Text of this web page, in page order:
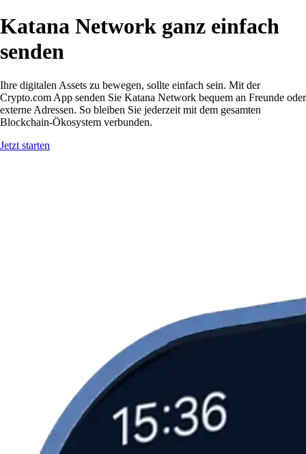
Katana Network ganz einfach
senden
Ihre digitalen Assets zu bewegen, sollte einfach sein. Mit der
Crypto.com App senden Sie Katana Network bequem an Freunde oder
externe Adressen. So bleiben Sie jederzeit mit dem gesamten
Blockchain-Ökosystem verbunden.
Jetzt starten